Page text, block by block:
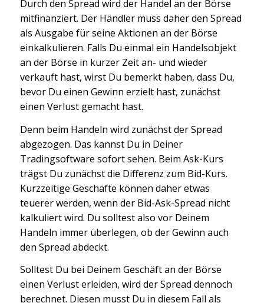
Durch den Spread wird der Handel an der Börse
mitfinanziert. Der Händler muss daher den Spread
als Ausgabe für seine Aktionen an der Börse
einkalkulieren. Falls Du einmal ein Handelsobjekt
an der Börse in kurzer Zeit an- und wieder
verkauft hast, wirst Du bemerkt haben, dass Du,
bevor Du einen Gewinn erzielt hast, zunächst
einen Verlust gemacht hast.
Denn beim Handeln wird zunächst der Spread
abgezogen. Das kannst Du in Deiner
Tradingsoftware sofort sehen. Beim Ask-Kurs
trägst Du zunächst die Differenz zum Bid-Kurs.
Kurzzeitige Geschäfte können daher etwas
teuerer werden, wenn der Bid-Ask-Spread nicht
kalkuliert wird. Du solltest also vor Deinem
Handeln immer überlegen, ob der Gewinn auch
den Spread abdeckt.
Solltest Du bei Deinem Geschäft an der Börse
einen Verlust erleiden, wird der Spread dennoch
berechnet. Diesen musst Du in diesem Fall als